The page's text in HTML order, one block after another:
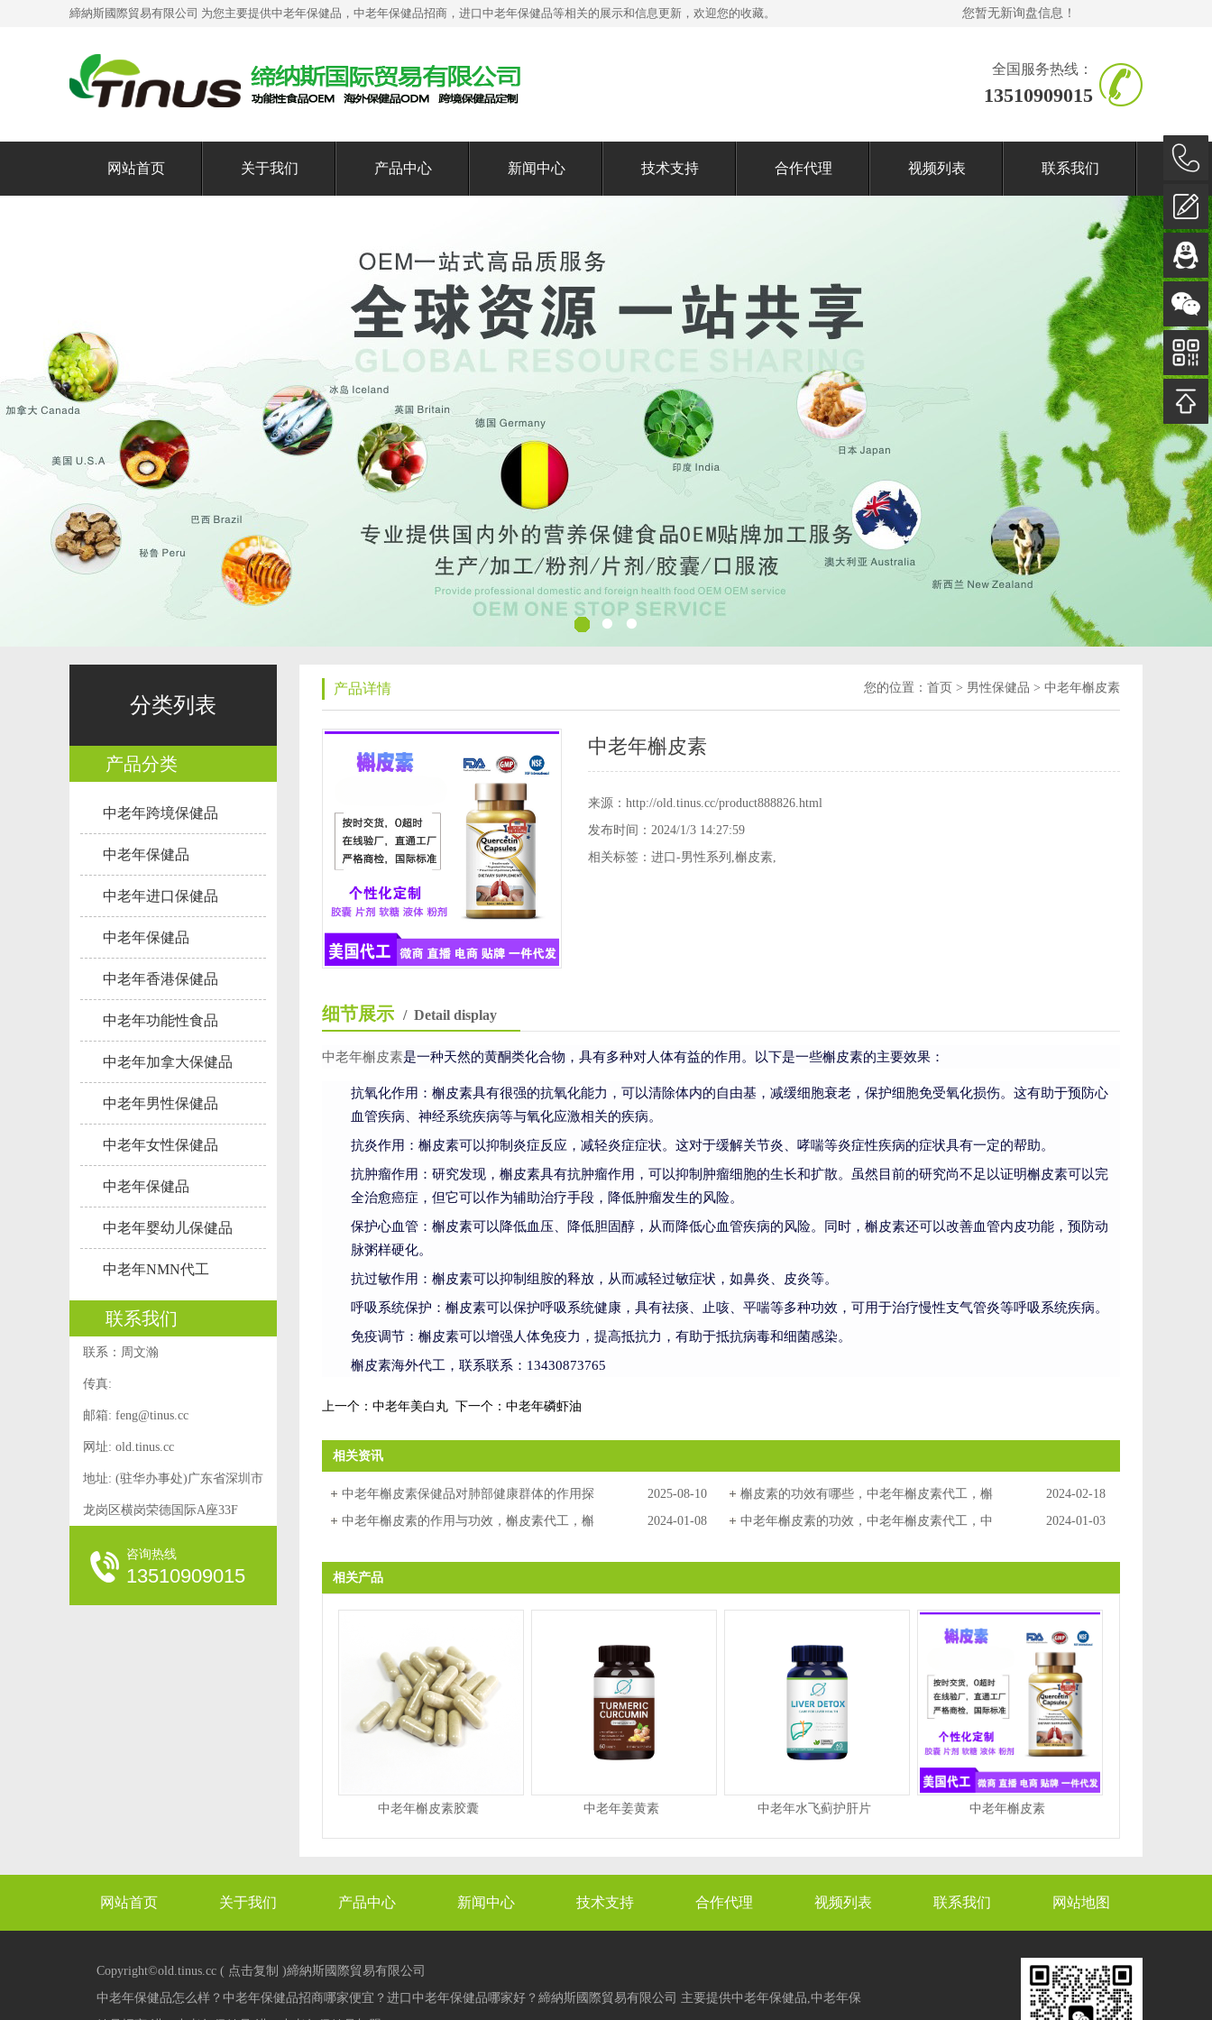
締納斯國際貿易有限公司 为您主要提供中老年保健品 ，中老年保健品招商，进口中老年保健品等相关的展示和信息更新，欢迎您的收藏。 您暂无新询盘信息！
全国服务热线：
13510909015
网站首页 关于我们 产品中心 新闻中心 技术支持 合作代理 视频列表 联系我们
分类列表
产品分类
中老年跨境保健品
中老年保健品
中老年进口保健品
中老年保健品
中老年香港保健品
中老年功能性食品
中老年加拿大保健品
中老年男性保健品
中老年女性保健品
中老年保健品
中老年婴幼儿保健品
中老年NMN代工
联系我们
联系：周文瀚
传真:
邮箱: feng@tinus.cc
网址: old.tinus.cc
地址: (驻华办事处)广东省深圳市
龙岗区横岗荣德国际A座33F
咨询热线
13510909015
产品详情 您的位置： 首页 > 男性保健品 > 中老年槲皮素
中老年槲皮素
来源：http://old.tinus.cc/product888826.html
发布时间：2024/1/3 14:27:59
相关标签： 进口-男性系列 ,槲皮素,
细节展示 / Detail display
中老年槲皮素是一种天然的黄酮类化合物，具有多种对人体有益的作用。以下是一些槲皮素的主要效果：
抗氧化作用：槲皮素具有很强的抗氧化能力，可以清除体内的自由基，减缓细胞衰老，保护细胞免受氧化损伤。这有助于预防心
血管疾病、神经系统疾病等与氧化应激相关的疾病。
抗炎作用：槲皮素可以抑制炎症反应，减轻炎症症状。这对于缓解关节炎、哮喘等炎症性疾病的症状具有一定的帮助。
抗肿瘤作用：研究发现，槲皮素具有抗肿瘤作用，可以抑制肿瘤细胞的生长和扩散。虽然目前的研究尚不足以证明槲皮素可以完
全治愈癌症，但它可以作为辅助治疗手段，降低肿瘤发生的风险。
保护心血管：槲皮素可以降低血压、降低胆固醇，从而降低心血管疾病的风险。同时，槲皮素还可以改善血管内皮功能，预防动
脉粥样硬化。
抗过敏作用：槲皮素可以抑制组胺的释放，从而减轻过敏症状，如鼻炎、皮炎等。
呼吸系统保护：槲皮素可以保护呼吸系统健康，具有祛痰、止咳、平喘等多种功效，可用于治疗慢性支气管炎等呼吸系统疾病。
免疫调节：槲皮素可以增强人体免疫力，提高抵抗力，有助于抵抗病毒和细菌感染。
槲皮素海外代工，联系联系：13430873765
上一个： 中老年美白丸 下一个： 中老年磷虾油
相关资讯
中老年槲皮素保健品对肺部健康群体的作用探
析，海外保健品代工为你讲解
2025-08-10
槲皮素的功效有哪些，中老年槲皮素代工，槲
皮素OEM，槲皮素海外代工
2024-02-18
中老年槲皮素的作用与功效，槲皮素代工，槲
2024-01-08
中老年槲皮素的功效，中老年槲皮素代工，中
2024-01-03
相关产品
中老年槲皮素胶囊 中老年姜黄素 中老年水飞蓟护肝片 中老年槲皮素
网站首页 关于我们 产品中心 新闻中心 技术支持 合作代理 视频列表 联系我们 网站地图
Copyright©old.tinus.cc ( 点击复制 )締納斯國際貿易有限公司
中老年保健品怎么样？中老年保健品招商哪家便宜？进口中老年保健品哪家好？締納斯國際貿易有限公司 主要提供中老年保健品,中老年保